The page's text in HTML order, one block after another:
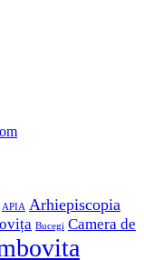
Opens
APIA Arhiepiscopia
Bucegi Camera de